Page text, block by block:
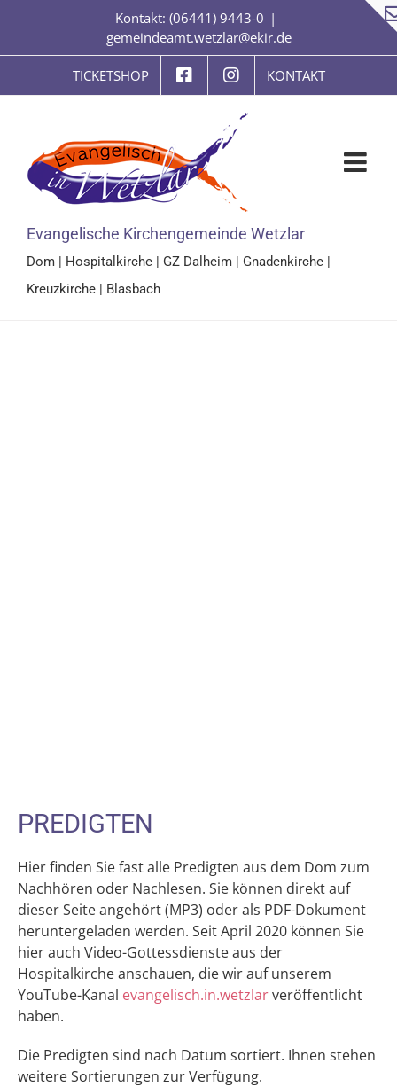
springen
Kontakt: (06441) 9443-0 |
gemeindeamt.wetzlar@ekir.de
TICKETSHOP KONTAKT
Evangelische Kirchengemeinde Wetzlar
Dom | Hospitalkirche | GZ Dalheim | Gnadenkirche |
Kreuzkirche | Blasbach
PREDIGTEN
Hier finden Sie fast alle Predigten aus dem Dom zum
Nachhören oder Nachlesen. Sie können direkt auf
dieser Seite angehört (MP3) oder als PDF-Dokument
heruntergeladen werden. Seit April 2020 können Sie
hier auch Video-Gottessdienste aus der
Hospitalkirche anschauen, die wir auf unserem
YouTube-Kanal evangelisch.in.wetzlarveröffentlicht
haben.
Die Predigten sind nach Datum sortiert. Ihnen stehen
weitere Sortierungen zur Verfügung.